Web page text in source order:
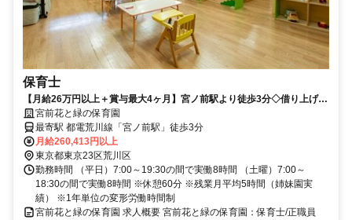
保育士
【月給26万円以上＋賞与最大4ヶ月】宮ノ前駅より徒歩3分◇借り上げ社
宅や各種手当も充実の認可保育園【荒川区・保育園・宮ノ前駅・保育
士・正職員】
宮前花と緑の保育園
最寄駅 都電荒川線「宮ノ前駅」徒歩3分
月給260,413円以上
東京都東京23区荒川区
勤務時間 （平日）7:00～19:30の間で実働8時間 （土曜）7:00～
18:30の間で実働8時間 ※休憩60分 ※残業月平均5時間（姉妹園実
績） ※1年単位の変形労働時間制
宮前花と緑の保育園 求人概要 宮前花と緑の保育園：保育士/正職員